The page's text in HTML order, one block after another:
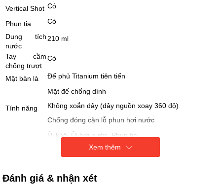
Vertical Shot Có
Phun tia
Có
Dung tích
nước
210 ml
Tay cầm
chống trượt
Có
Mặt bàn là Đế phủ Titanium tiên tiến
Tính năng
Mặt đế chống dính
Không xoắn dây (dây nguồn xoay 360 độ)
Chống đóng cặn lỗ phun hơi nước
Ủi khô, Ủi hơi nước, Phun tia
Tự ngắt khi quá nhiệt
Xem thêm
Đánh giá & nhận xét